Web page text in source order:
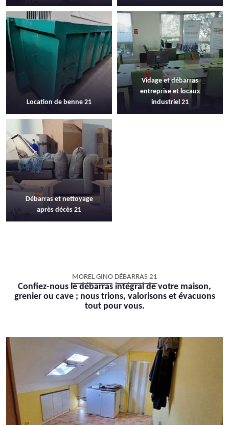
Location de benne 21
Vidage et débarras
entreprise et locaux
industriel 21
Débarras et nettoyage
après décès 21
MOREL GINO DÉBARRAS 21
Confiez-nous le débarras intégral de votre maison,
grenier ou cave ; nous trions, valorisons et évacuons
tout pour vous.